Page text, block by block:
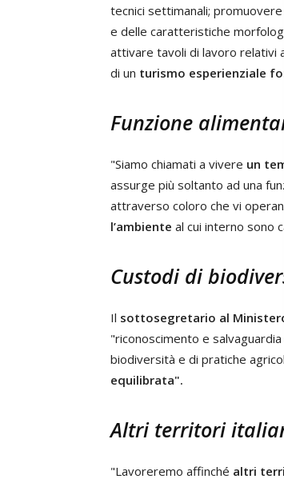
tecnici settimanali;
e delle caratteristiche
attivare tavoli di lavoro relativi
di un turismo esperienziale
Funzione
"Siamo chiamati a vivere un
assurge più soltanto ad una
attraverso coloro che vi
l’ambiente al cui interno sono
Custodi di
Il sottosegretario al Ministero
"riconoscimento e
biodiversità e di pratiche
equilibrata".
Altri territori
"Lavoreremo affinché altri